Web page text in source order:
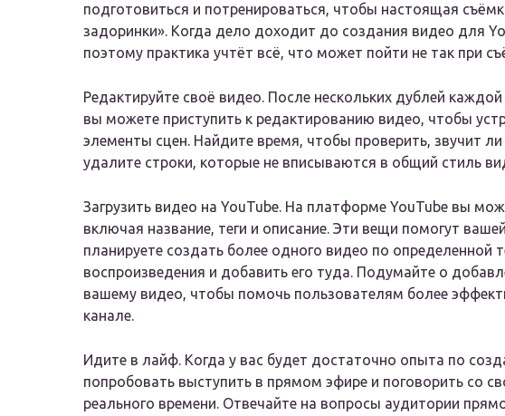
подготовиться и потренироваться, чтобы настоящая
задоринки». Когда дело доходит до создания видео для
поэтому практика учтёт всё, что может пойти не так при
Редактируйте своё видео. После нескольких дублей
вы можете приступить к редактированию видео, чтобы
элементы сцен. Найдите время, чтобы проверить, звучит
удалите строки, которые не вписываются в общий стиль
Загрузить видео на YouTube. На платформе YouTube вы
включая название, теги и описание. Эти вещи помогут
планируете создать более одного видео по определенной
воспроизведения и добавить его туда. Подумайте о
вашему видео, чтобы помочь пользователям более
канале.
Идите в лайф. Когда у вас будет достаточно опыта по
попробовать выступить в прямом эфире и поговорить со
реального времени. Отвечайте на вопросы аудитории